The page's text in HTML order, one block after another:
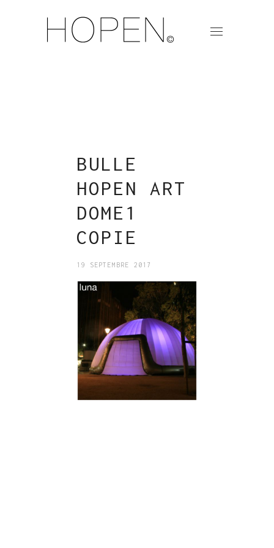
BULLE
HOPEN ART
DOME1
COPIE
19 SEPTEMBRE 2017